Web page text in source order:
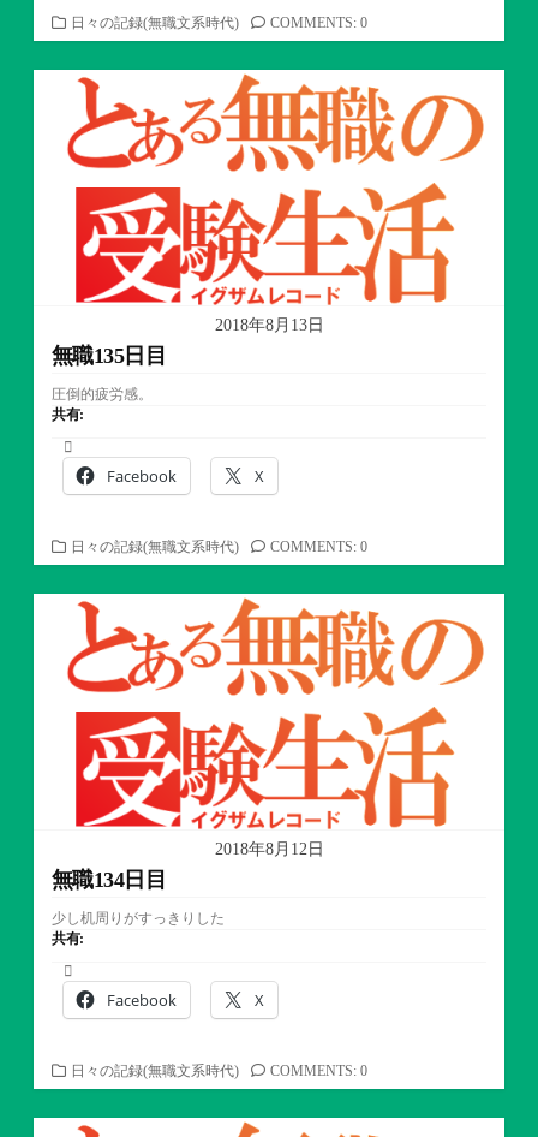
カ
テ
ゴ
日々の記録(無職文系時代) COMMENTS: 0
2018年8月13日
無職135日目
圧倒的疲労感。
共有:
Facebook X
カ
テ
ゴ
日々の記録(無職文系時代) COMMENTS: 0
2018年8月12日
無職134日目
少し机周りがすっきりした
共有:
Facebook X
カ
テ
ゴ
日々の記録(無職文系時代) COMMENTS: 0